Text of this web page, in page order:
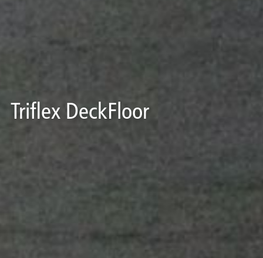
Triflex DeckFloor